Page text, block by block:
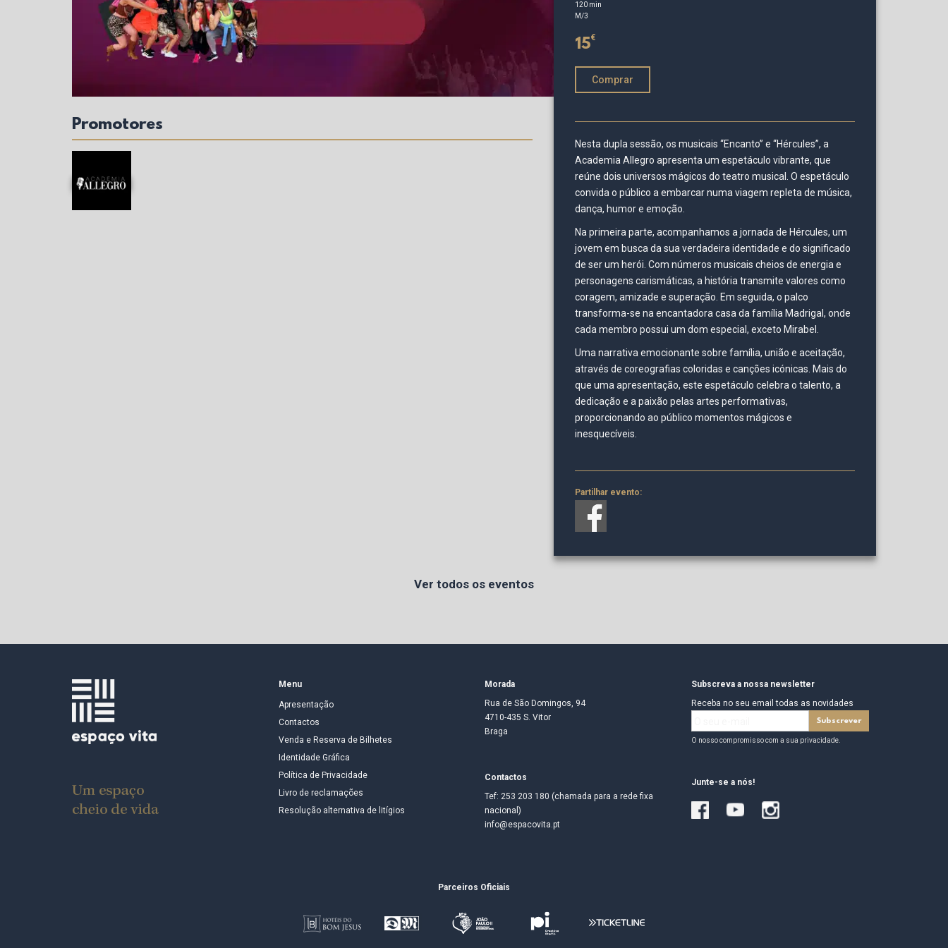
Promotores
120 min
M/3
15€
Comprar
Nesta dupla sessão, os musicais “Encanto” e “Hércules”, a
Academia Allegro apresenta um espetáculo vibrante, que
reúne dois universos mágicos do teatro musical. O espetáculo
convida o público a embarcar numa viagem repleta de música,
dança, humor e emoção.
Na primeira parte, acompanhamos a jornada de Hércules, um
jovem em busca da sua verdadeira identidade e do significado
de ser um herói. Com números musicais cheios de energia e
personagens carismáticas, a história transmite valores como
coragem, amizade e superação. Em seguida, o palco
transforma-se na encantadora casa da família Madrigal, onde
cada membro possui um dom especial, exceto Mirabel.
Uma narrativa emocionante sobre família, união e aceitação,
através de coreografias coloridas e canções icónicas. Mais do
que uma apresentação, este espetáculo celebra o talento, a
dedicação e a paixão pelas artes performativas,
proporcionando ao público momentos mágicos e
inesquecíveis.
Partilhar evento:
Ver todos os eventos
Menu
Apresentação
Contactos
Venda e Reserva de Bilhetes
Identidade Gráfica
Política de Privacidade
Livro de reclamações
Resolução alternativa de litígios
Morada
Rua de São Domingos, 94
4710-435 S. Vitor
Braga
Contactos
Tef: 253 203 180 (chamada para a rede fixa
nacional)
info@espacovita.pt
Subscreva a nossa newsletter
Receba no seu email todas as novidades
O nosso compromisso com a sua privacidade.
Junte-se a nós!
Parceiros Oficiais